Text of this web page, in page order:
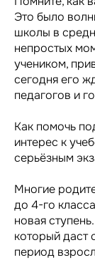
Это было
школы в
непростых
учеником,
сегодня его
педагогов и
Как помочь
интерес к
серьёзным
Многие
до 4-го
новая
который даст
период